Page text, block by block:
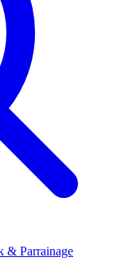
& Parrainage